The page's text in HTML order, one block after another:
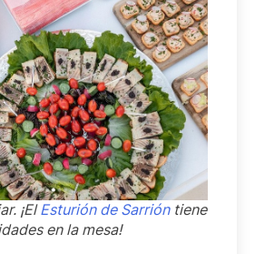
¡ElEsturión de Sarrióntiene
en la mesa!